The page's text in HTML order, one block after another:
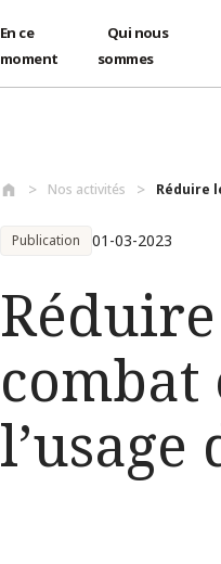
En ce
moment
Qui nous
sommes
Nos activités Réduire
Publication 01-03-2023
combat
l’usage